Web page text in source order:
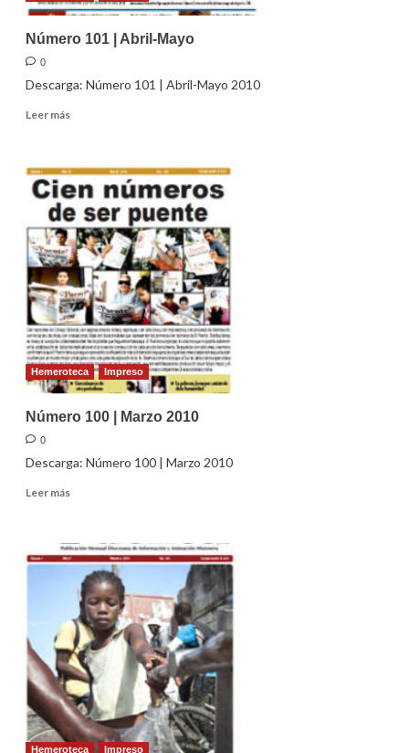
Número 101 | Abril-Mayo
0
Descarga: Número 101 | Abril-Mayo 2010
Leer másLeer
101
|
Abril-
Mayo
Hemeroteca Impreso
Número 100 | Marzo 2010
0
Descarga: Número 100 | Marzo 2010
Leer másLeer
Número
100
Marzo
2010
Hemeroteca Impreso